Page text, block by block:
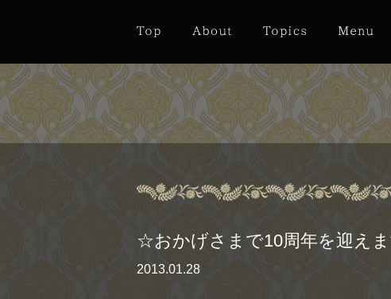
☆おかげさまで10周年を迎え
2013.01.28